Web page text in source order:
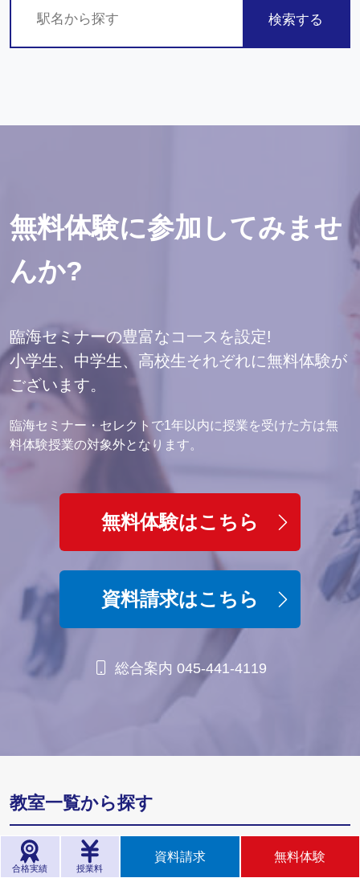
検索する
無料体験に参加してみませ
んか?
臨海セミナーの豊富なコ一スを設定!
小学生、中学生、高校生それぞれに無料体験が
ございます。
臨海セミナー・セレクトで1年以内に授業を受けた方は無
料体験授業の対象外となります。
無料体験はこちら
資料請求はこちら
総合案内 045-441-4119
教室一覧から探す
大阪府
合格実績 授業料
資料請求 無料体験